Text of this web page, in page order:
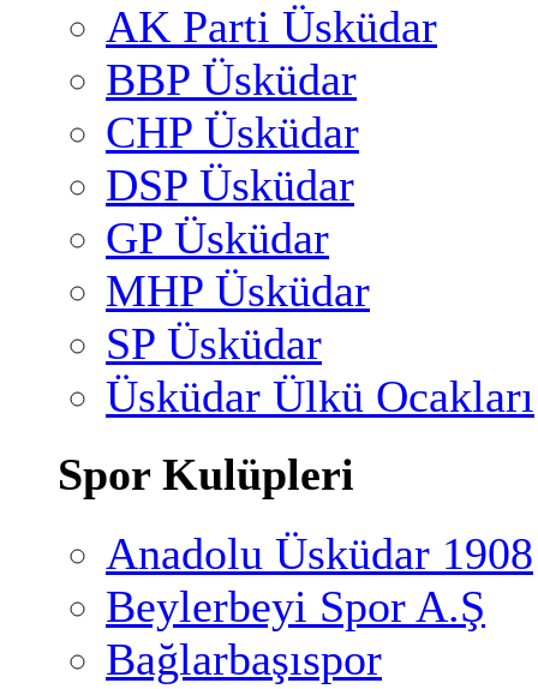
AK Parti Üsküdar
BBP Üsküdar
CHP Üsküdar
DSP Üsküdar
GP Üsküdar
MHP Üsküdar
SP Üsküdar
Üsküdar Ülkü Ocakları
Spor Kulüpleri
Anadolu Üsküdar 1908
Beylerbeyi Spor A.Ş
Bağlarbaşıspor